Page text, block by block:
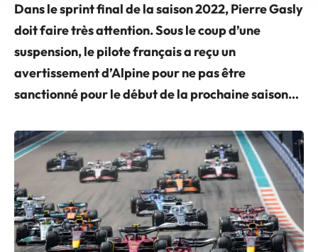
Dans le sprint final de la saison 2022, Pierre Gasly
doit faire très attention. Sous le coup d’une
suspension, le pilote français a reçu un
avertissement d’Alpine pour ne pas être
sanctionné pour le début de la prochaine saison…